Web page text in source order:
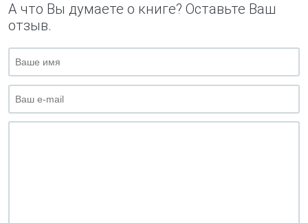
А что Вы думаете о книге? Оставьте Ваш
отзыв.